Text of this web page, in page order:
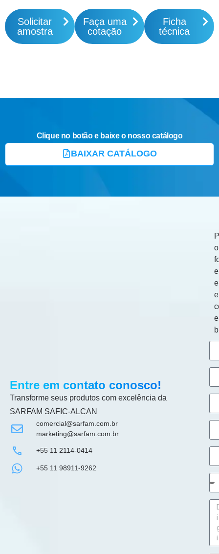
Solicitar
amostra
Faça uma
cotação
Ficha
técnica
Clique no botão e baixe o nosso catálogo
BAIXAR CATÁLOGO
Entre em contato conosco!
Transforme seus produtos com excelência da
SARFAM SAFIC-ALCAN
comercial@sarfam.com.br
marketing@sarfam.com.br
+55 11 2114-0414
+55 11 98911-9262
o
e